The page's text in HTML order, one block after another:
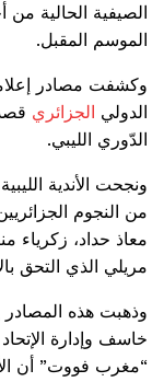
الصيفية الحالية
الموسم المقبل.
وكشفت مصادر
الدولي الجزائري
الدّوري الليبي.
ونجحت الأندية
من النجوم
معاذ حداد، زكرياء
مريلي الذي التحق
وذهبت هذه المصادر
خاسف وإدارة
“مغرب فووت” أن